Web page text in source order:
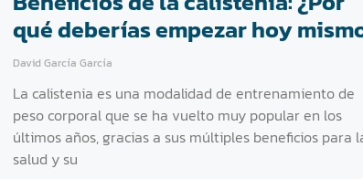
qué deberías empezar hoy
David García García
La calistenia es una modalidad de entrenamiento de
peso corporal que se ha vuelto muy popular en los
últimos años, gracias a sus múltiples beneficios para
salud y su